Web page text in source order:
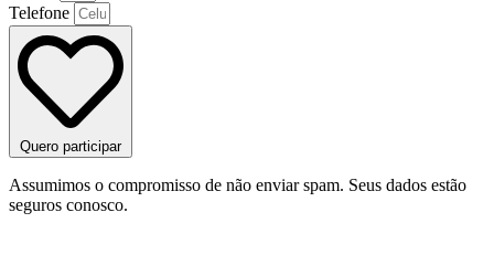
Telefone
Quero participar
Assumimos o compromisso de não enviar spam. Seus dados estão
seguros conosco.